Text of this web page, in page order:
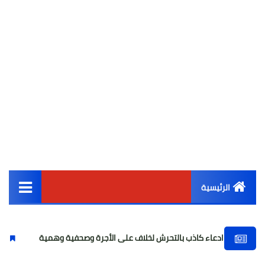
الرئيسية
أخبار مصر
كاذب بالتحرش لخلاف على الأجرة وصحفية وهمية فتاة واقعة